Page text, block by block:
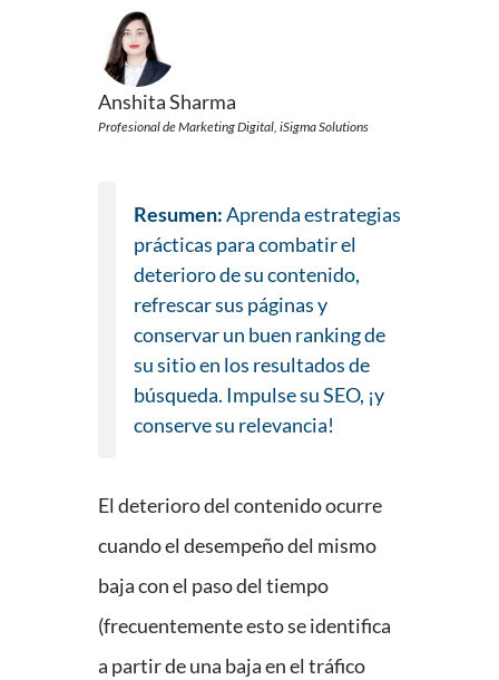
Anshita Sharma
Profesional de Marketing Digital, iSigma Solutions
Resumen:Aprenda estrategias
prácticas para combatir el
deterioro de su contenido,
refrescar sus páginas y
conservar un buen ranking de
su sitio en los resultados de
búsqueda. Impulse su SEO, ¡y
conserve su relevancia!
El deterioro del contenido ocurre
cuando el desempeño del mismo
baja con el paso del tiempo
(frecuentemente esto se identifica
a partir de una baja en el tráfico